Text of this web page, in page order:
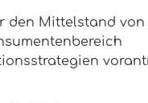
den Mittelstand von